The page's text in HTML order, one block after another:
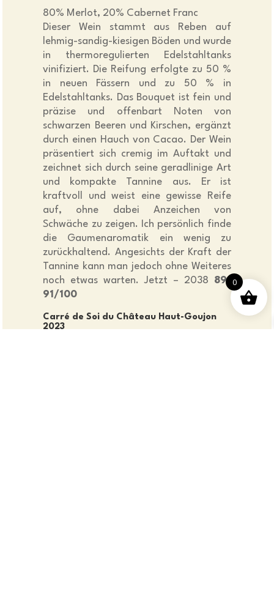
80% Merlot, 20% Cabernet Franc
Dieser Wein stammt aus Reben auf
lehmig-sandig-kiesigen Böden und wurde
in thermoregulierten Edelstahltanks
vinifiziert. Die Reifung erfolgte zu 50 %
in neuen Fässern und zu 50 % in
Edelstahltanks. Das Bouquet ist fein und
präzise und offenbart Noten von
schwarzen Beeren und Kirschen, ergänzt
durch einen Hauch von Cacao. Der Wein
präsentiert sich cremig im Auftakt und
zeichnet sich durch seine geradlinige Art
und kompakte Tannine aus. Er ist
kraftvoll und weist eine gewisse Reife
auf, ohne dabei Anzeichen von
Schwäche zu zeigen. Ich persönlich finde
die Gaumenaromatik ein wenig zu
zurückhaltend. Angesichts der Kraft der
Tannine kann man jedoch ohne Weiteres
noch etwas warten. Jetzt – 2038 89-
91/100
Carré de Soi du Château Haut-Goujon
2023
0